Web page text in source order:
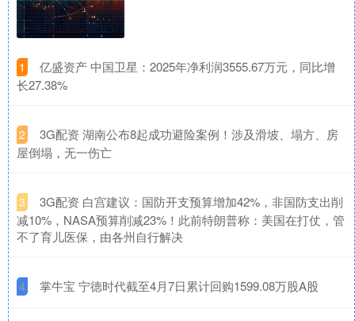
1
​亿盛资产 中国卫星：2025年净利润3555.67万元，同比增
长27.38%
2
​3G配资 湖南公布8起成功避险案例！涉及滑坡、塌方、房
屋倒塌，无一伤亡
3
​3G配资 白宫建议：国防开支预算增加42%，非国防支出削
减10%，NASA预算削减23%！此前特朗普称：美国在打仗，管
不了育儿医保，由各州自行解决
4 ​掌牛宝 宁德时代截至4月7日累计回购1599.08万股A股